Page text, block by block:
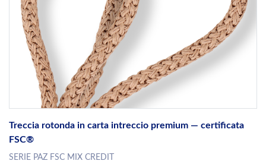
Treccia rotonda in carta intreccio premium — certificata
FSC®
SERIE PAZ FSC MIX CREDIT